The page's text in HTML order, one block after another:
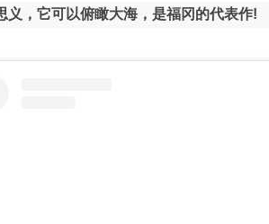
义，它可以俯瞰大海，是福冈的代表作!